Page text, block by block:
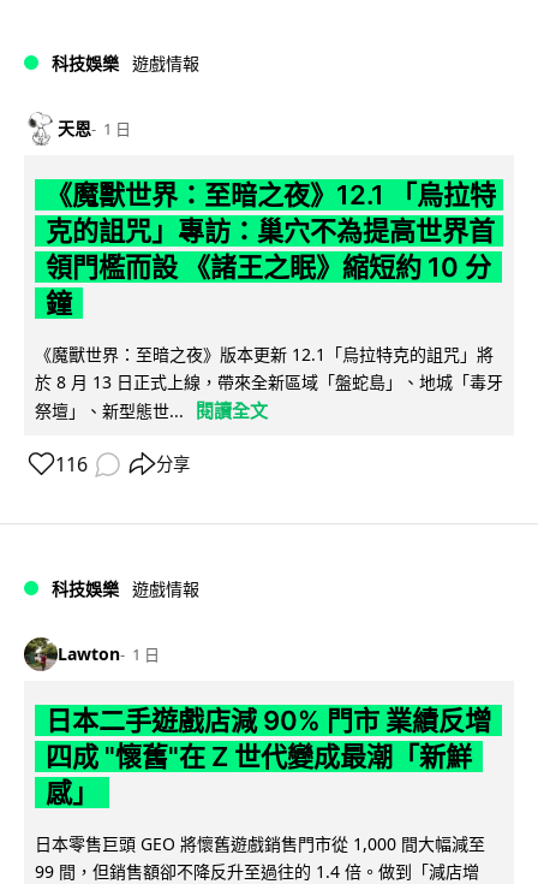
科技娛樂 遊戲情報
天恩 1 日
《魔獸世界：至暗之夜》12.1 「烏拉特
克的詛咒」專訪：巢穴不為提高世界首
領門檻而設 《諸王之眠》縮短約 10 分
鐘
《魔獸世界：至暗之夜》版本更新 12.1「烏拉特克的詛咒」將
於 8 月 13 日正式上線，帶來全新區域「盤蛇島」、地城「毒牙
祭壇」、新型態世...
閱讀全文
116 分享
科技娛樂 遊戲情報
Lawton 1 日
日本二手遊戲店減 90% 門市 業績反增
四成 "懷舊"在 Z 世代變成最潮「新鮮
感」
日本零售巨頭 GEO 將懷舊遊戲銷售門市從 1,000 間大幅減至
99 間，但銷售額卻不降反升至過往的 1.4 倍。做到「減店增